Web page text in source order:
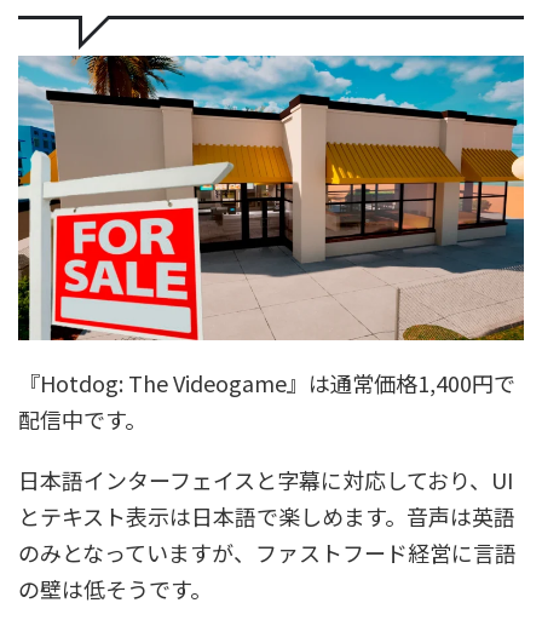
『Hotdog: The Videogame』は通常価格1,400円で
配信中です。
日本語インターフェイスと字幕に対応しており、UI
とテキスト表示は日本語で楽しめます。音声は英語
のみとなっていますが、ファストフード経営に言語
の壁は低そうです。